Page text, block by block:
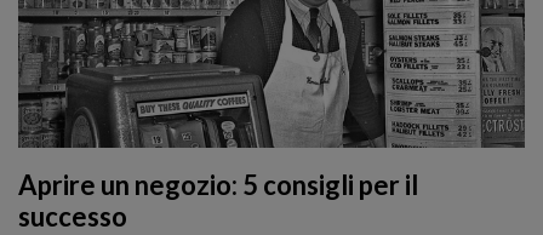
Aprire un negozio: 5 consigli per il
successo